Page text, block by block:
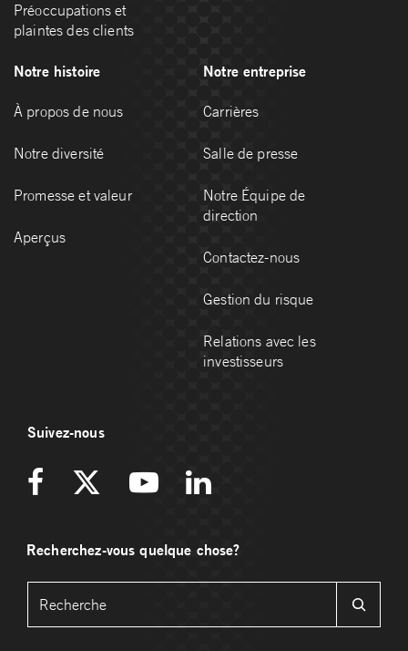
Préoccupations et
plaintes des clients
Notre histoire
À propos de nous
Notre diversité
Promesse et valeur
Aperçus
Notre entreprise
Carrières
Salle de presse
Notre Équipe de
direction
Contactez-nous
Gestion du risque
Relations avec les
investisseurs
Suivez-nous
Recherchez-vous quelque chose?